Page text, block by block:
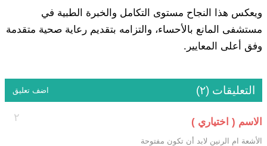
ويعكس هذا النجاح مستوى التكامل والخبرة الطبية في
مستشفى المانع بالأحساء، والتزامه بتقديم رعاية صحية متقدمة
وفق أعلى المعايير.
التعليقات (٢) اضف تعليق
٢ الاسم ( اختياري )
الأشعة ام الرنين لابد أن تكون مفتوحة